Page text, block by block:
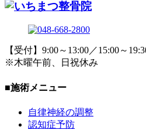
【受付】9:00～13:00／15:00～
※木曜午前、日祝休み
■施術メニュー
自律神経の調整
認知症予防